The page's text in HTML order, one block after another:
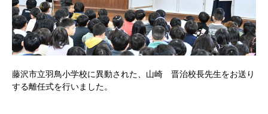
藤沢市立羽鳥小学校に異動された、山崎 晋治校長先生をお送り
する離任式を行いました。